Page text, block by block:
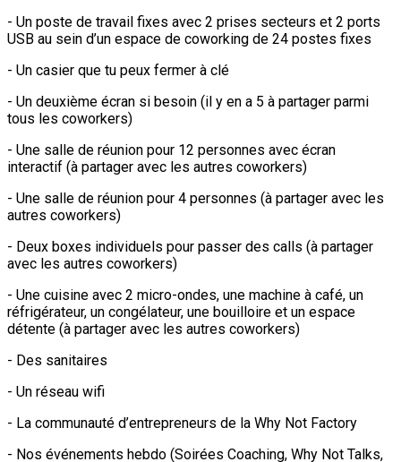
- Un poste de travail fixes avec 2 prises secteurs et 2 ports
USB au sein d’un espace de coworking de 24 postes fixes
- Un casier que tu peux fermer à clé
- Un deuxième écran si besoin (il y en a 5 à partager parmi
tous les coworkers)
- Une salle de réunion pour 12 personnes avec écran
interactif (à partager avec les autres coworkers)
- Une salle de réunion pour 4 personnes (à partager avec les
autres coworkers)
- Deux boxes individuels pour passer des calls (à partager
avec les autres coworkers)
- Une cuisine avec 2 micro-ondes, une machine à café, un
réfrigérateur, un congélateur, une bouilloire et un espace
détente (à partager avec les autres coworkers)
- Des sanitaires
- Un réseau wifi
- La communauté d’entrepreneurs de la Why Not Factory
- Nos événements hebdo (Soirées Coaching, Why Not Talks,